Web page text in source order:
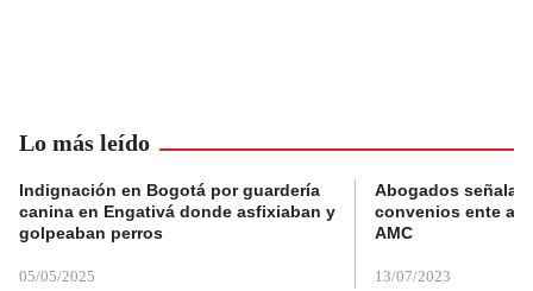
Lo más leído
Indignación en Bogotá por guardería
canina en Engativá donde asfixiaban y
golpeaban perros
05/05/2025
Abogados
convenios ente
AMC
13/07/2023